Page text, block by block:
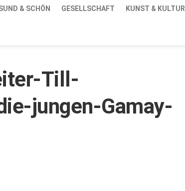
& SCHÖN GESELLSCHAFT KUNST & KULTUR
Till-
jungen-Gamay-